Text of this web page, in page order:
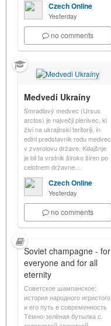
Czech Online
Yesterday
no comments
Medvedi Ukraíny
Smradlavý medvec (Ursus
arctos) je največji plenivec, ki
živi na ukrajinski teritoriji, in
edini predstavnik rodu medvec
v zverolovu države. Kdajšnje
je bil ta vrstnik široko širen po
celotnem državne…
Czech Online
Yesterday
no comments
Soviet champagne - for
everyone and for all
eternity
Советское шампанское:
история народного игристого
и его путь в современность
Тёмно-зелёная бутылка с